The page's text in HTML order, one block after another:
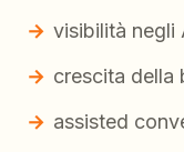
visibilità negli
crescita della
assisted